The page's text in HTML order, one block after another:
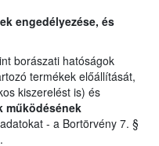
engedélyezése, és
borászati hatóságok
termékek előállítását,
kiszerelést is) és
működésének
- a Bortörvény 7. §
.